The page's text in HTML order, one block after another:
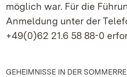
möglich war. Für die
Anmeldung unter der
+49(0)62 21.6 58 88-0
GEHEIMNISSE IN DER